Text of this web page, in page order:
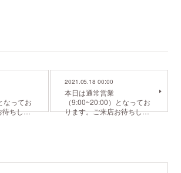
なってお
待ちし…
2021.05.18 00:00
本日は通常営業
（9:00~20:00）となってお
ります。ご来店お待ちし…